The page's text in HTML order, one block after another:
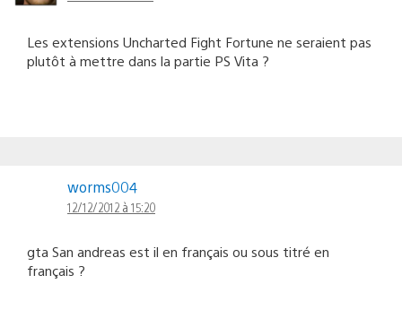
les
commentaires
Les extensions Uncharted Fight Fortune ne seraient pas
plutôt à mettre dans la partie PS Vita ?
worms004
12/12/2012 à 15:20
gta San andreas est il en français ou sous titré en
français ?